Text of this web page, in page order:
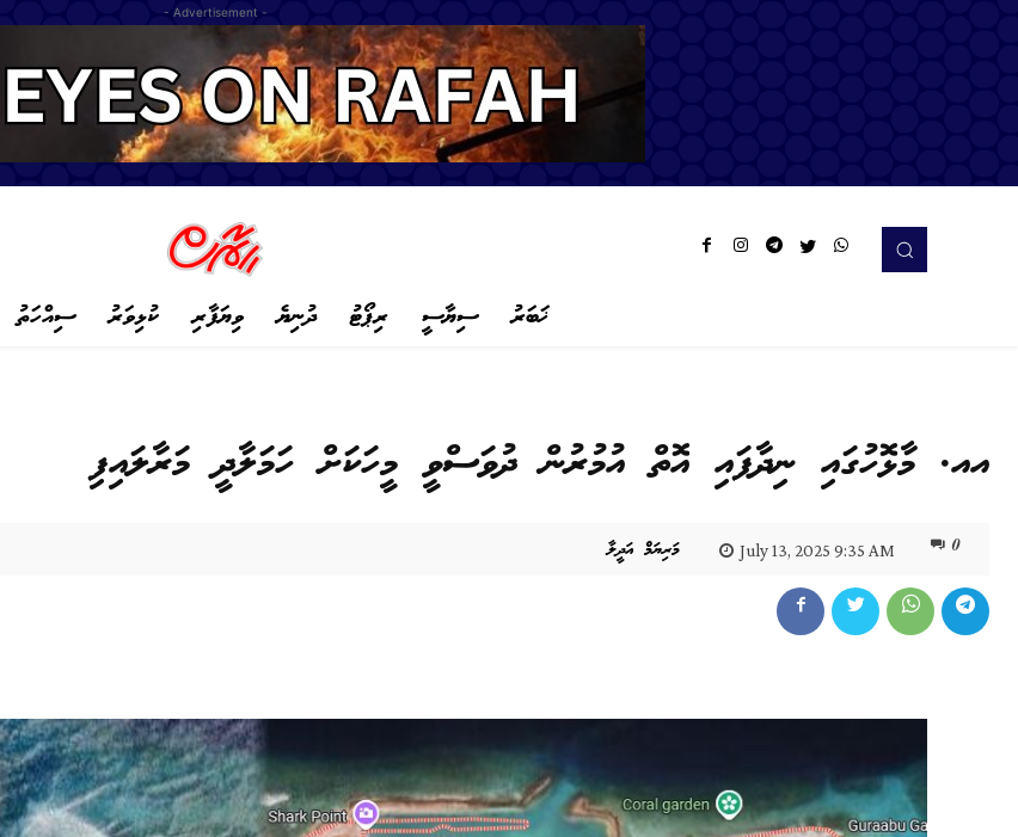
- Advertisement -
ސިއްހަތު ކުޅިވަރު ވިޔަފާރި ދުނިޔެ ރިޕޯޓު ސިޔާސީ ޚަބަރު
އއ. މާޅޮހުގައި ނިދާފައި އޮތް އުމުރުން ދުވަސްވީ މީހަކަށް ހަމަލާދީ މަރާލައިފި
މަރިޔަމް އަދީލާ July 13, 2025 9:35 AM 0